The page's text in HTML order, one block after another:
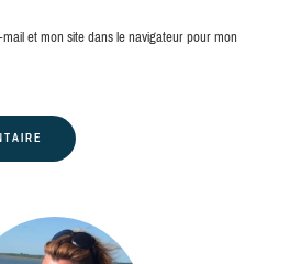
et mon site dans le navigateur pour mon